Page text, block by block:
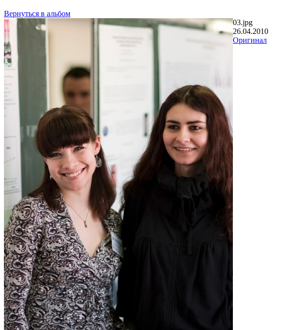
Вернуться в альбом
03.jpg
26.04.2010
Оригинал